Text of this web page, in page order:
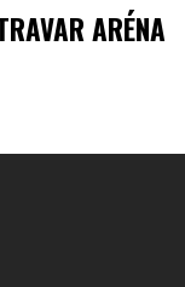
ARÉNA